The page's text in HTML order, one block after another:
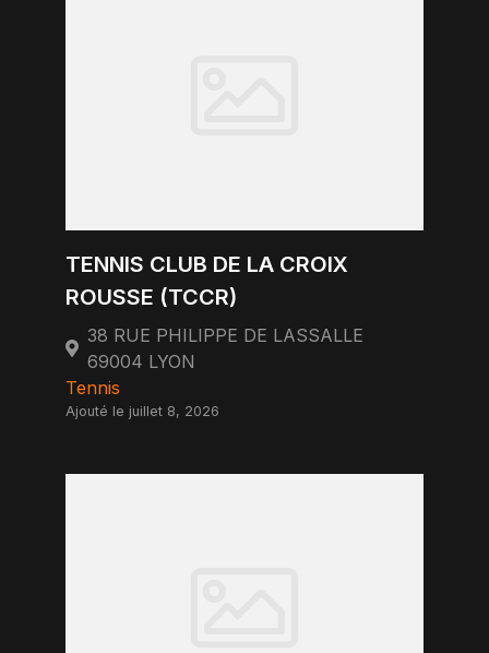
TENNIS CLUB DE LA CROIX
ROUSSE (TCCR)
38 RUE PHILIPPE DE LASSALLE
69004 LYON
Tennis
Ajouté le juillet 8, 2026